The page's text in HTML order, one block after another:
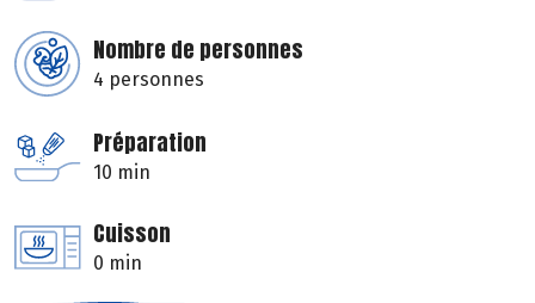
Nombre de personnes
4 personnes
Préparation
10 min
Cuisson
0 min